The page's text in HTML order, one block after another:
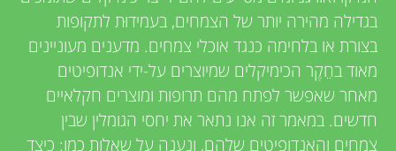
s
בגדילה מהירה יותר של הצמחים, בעמידוּת לתקופות
בצורת או בלחימה כנגד אוכלי צמחים. מדענים מעוניינים
מאוד בחֵקֶר הכימיקלים שמיוצרים על-ידי אנדופיטים
מאחר שאפשר לפתח מהם תרופות ומוצרים חקלאיים
חדשים. במאמר זה אנו נתאר את יחסי הגומלין שבין
צמחים והאנדופיטים שלהם, ונענה על שאלות כמו: כיצד